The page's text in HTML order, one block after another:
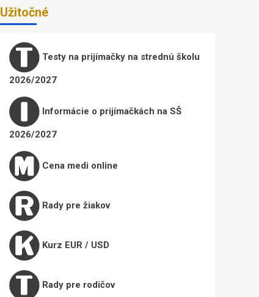
Užitočné
Testy na prijímačky na strednú školu
2026/2027
Informácie o prijímačkách na SŠ
2026/2027
Cena medi online
Rady pre žiakov
Kurz EUR / USD
Rady pre rodičov